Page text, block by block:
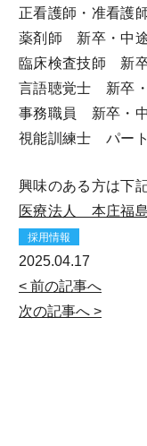
正看護師・准看護
薬剤師 新卒・中
臨床検査技師 新
言語聴覚士 新卒
事務職員 新卒・
視能訓練士 パー
興味のある方は下
医療法人 本庄福
採用情報
2025.04.17
< 前の記事へ
次の記事へ >